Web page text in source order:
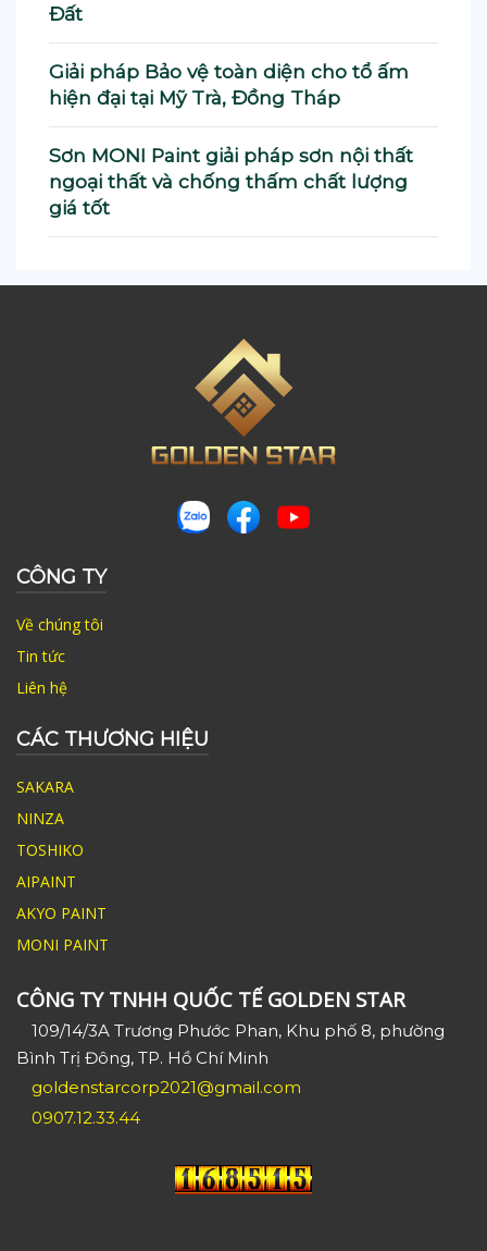
Đất
Giải pháp Bảo vệ toàn diện cho tổ ấm
hiện đại tại Mỹ Trà, Đồng Tháp
Sơn MONI Paint giải pháp sơn nội thất
ngoại thất và chống thấm chất lượng
giá tốt
CÔNG TY
Về chúng tôi
Tin tức
Liên hệ
CÁC THƯƠNG HIỆU
SAKARA
NINZA
TOSHIKO
AIPAINT
AKYO PAINT
MONI PAINT
CÔNG TY TNHH QUỐC TẾ GOLDEN STAR
109/14/3A Trương Phước Phan, Khu phố 8, phường
Bình Trị Đông, TP. Hồ Chí Minh
goldenstarcorp2021@gmail.com
0907.12.33.44